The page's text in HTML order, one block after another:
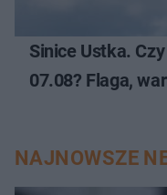
Sinice Ustka.
07.08? Flaga,
NAJNOWSZE